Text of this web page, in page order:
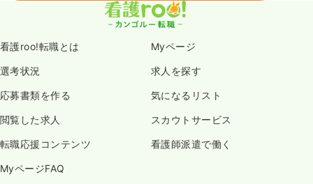
看護roo!転職とは Myページ
選考状況 求人を探す
応募書類を作る 気になるリスト
閲覧した求人 スカウトサービス
転職応援コンテンツ 看護師派遣で働く
MyページFAQ